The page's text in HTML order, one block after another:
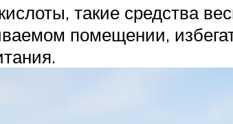
такие средства
помещении,